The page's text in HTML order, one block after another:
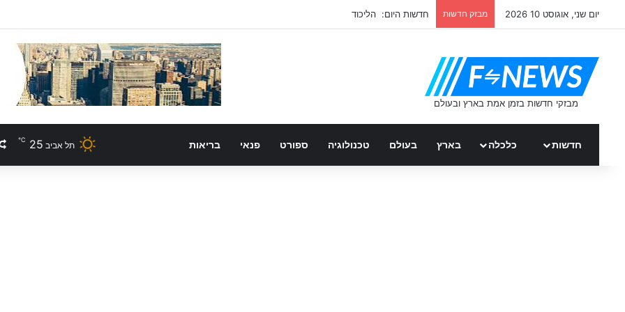
יום שני, אוגוסט 10 2026 מבזק חדשות חדשות היום: הליכוד
חדשות כלכלה בארץ בעולם טכנולוגיה ספורט פנאי בריאות תל אביב 25
℃